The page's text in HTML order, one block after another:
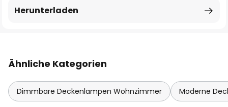
Herunterladen
Ähnliche Kategorien
Dimmbare Deckenlampen Wohnzimmer Moderne